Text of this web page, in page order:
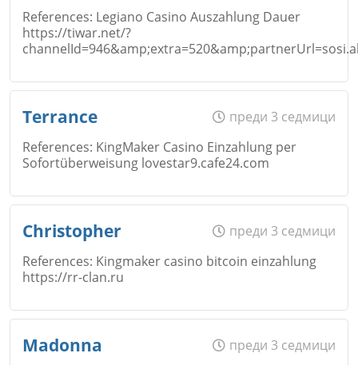
References: Legiano Casino Auszahlung Dauer
https://tiwar.net/?
Email
Коментар*
Terrance
преди 3 седмици
References: KingMaker Casino Einzahlung per
Sofortüberweisung lovestar9.cafe24.com
Email
Christopher
преди 3 седмици
References: Kingmaker casino bitcoin einzahlung
https://rr-clan.ru
Madonna
преди 3 седмици